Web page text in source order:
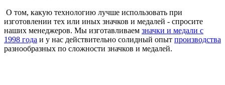
О том, какую технологию лучше использовать при
изготовлении тех или иных значков и медалей - спросите
наших менеджеров. Мы изготавливаем значки и медали с
1998 года и у нас действительно солидный опыт производства
разнообразных по сложности значков и медалей.